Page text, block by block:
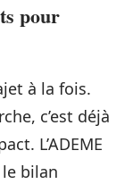
pour
à la fois.
c’est déjà
L’ADEME
le bilan